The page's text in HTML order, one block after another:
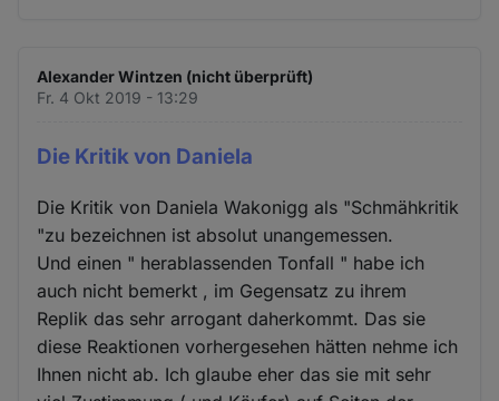
Alexander Wintzen (nicht überprüft)
Fr. 4 Okt 2019 - 13:29
Die Kritik von Daniela
Die Kritik von Daniela Wakonigg als "Schmähkritik
"zu bezeichnen ist absolut unangemessen.
Und einen " herablassenden Tonfall " habe ich
auch nicht bemerkt , im Gegensatz zu ihrem
Replik das sehr arrogant daherkommt. Das sie
diese Reaktionen vorhergesehen hätten nehme ich
Ihnen nicht ab. Ich glaube eher das sie mit sehr